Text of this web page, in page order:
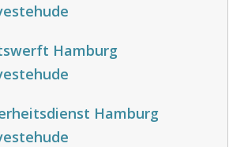
Hamburg
Hamburg